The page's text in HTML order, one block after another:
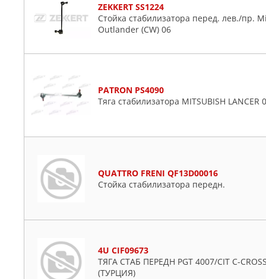
ZEKKERT SS1224
Стойка стабилизатора перед. лев./пр.
Outlander (CW) 06
PATRON PS4090
Тяга стабилизатора MITSUBISH LANCER
QUATTRO FRENI QF13D00016
Стойка стабилизатора передн.
4U CIF09673
ТЯГА СТАБ ПЕРЕДН PGT 4007/CIT C-
(ТУРЦИЯ)